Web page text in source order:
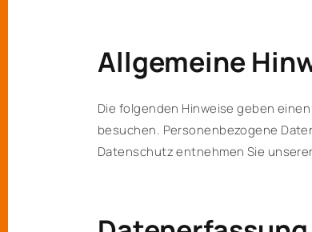
Allgemeine
Die folgenden Hinweise geben
besuchen. Personenbezogene
Datenschutz entnehmen Sie